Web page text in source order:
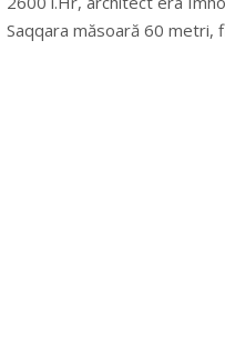
Saqqara măsoară 60 metri,